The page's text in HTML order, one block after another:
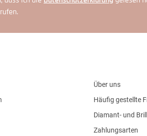
Über uns
Häufig gestellte
Diamant- und
Zahlungsarten